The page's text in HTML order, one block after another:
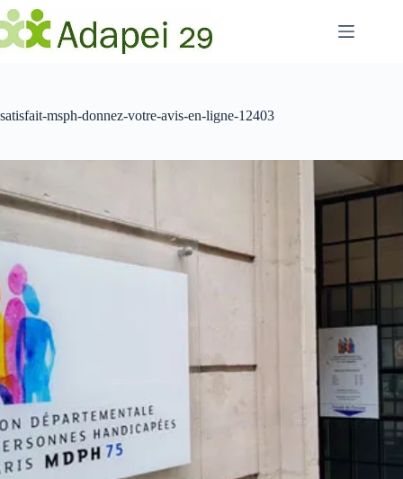
Passer
au
contenu
satisfait-msph-donnez-votre-avis-en-ligne-12403